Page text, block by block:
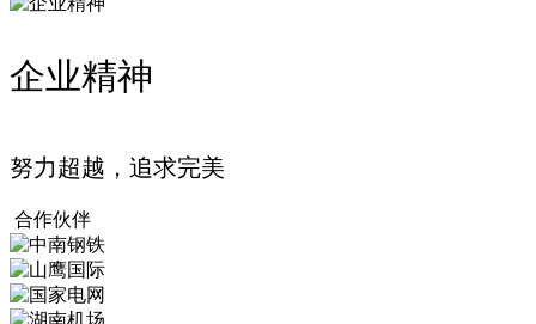
企业精神
努力超越，追求完美
合作伙伴